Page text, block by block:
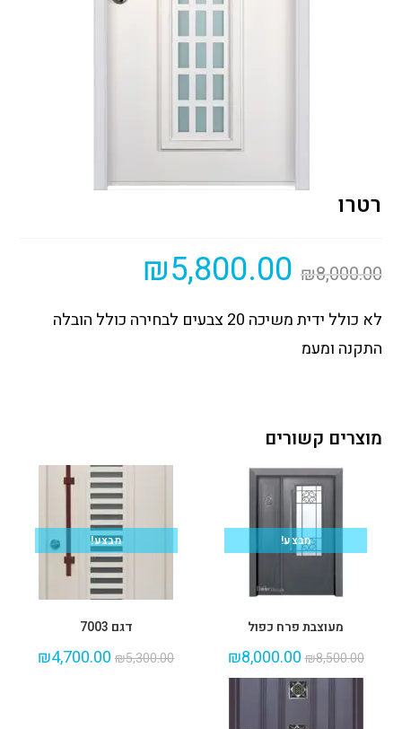
רטרו
₪8,000.00
₪5,800.00
לא כולל ידית משיכה 20 צבעים לבחירה כולל הובלה
התקנה ומעמ
מוצרים קשורים
מבצע!
מעוצבת פרח כפול
₪8,500.00
₪8,000.00
מבצע!
דגם 7003
₪5,300.00
₪4,700.00